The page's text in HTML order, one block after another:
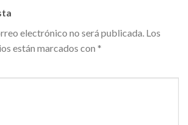
electrónico no será publicada. Los
están marcados con *